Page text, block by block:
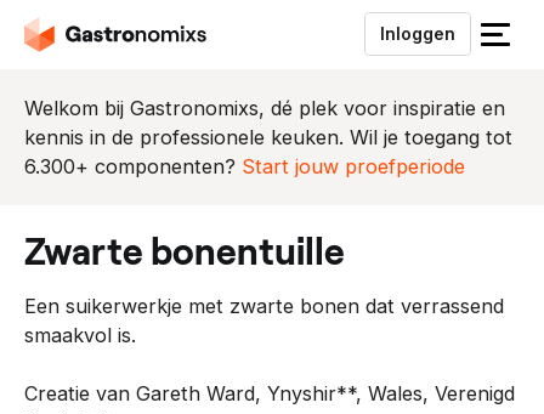
Inloggen
S
u
i
e
Welkom bij Gastronomixs, dé plek voor inspiratie en
kennis in de professionele keuken. Wil je toegang tot
6.300+ componenten? Start jouw proefperiode
zwarte bonentuille
Een suikerwerkje met zwarte bonen dat verrassend
smaakvol is.
Creatie van Gareth Ward, Ynyshir**, Wales, Verenigd